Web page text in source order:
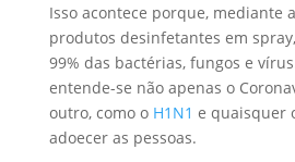
Isso acontece porque, mediante
produtos desinfetantes em
99% das bactérias, fungos e
entende-se não apenas o
outro, como o H1N1 e quaisquer
adoecer as pessoas.